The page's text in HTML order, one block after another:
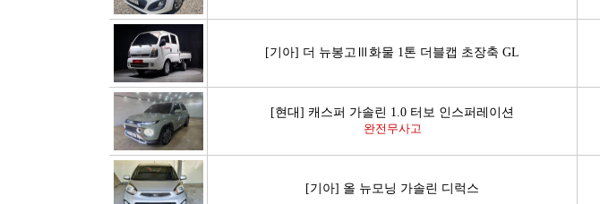
[기아] 더 뉴봉고Ⅲ화물 1톤 더블캡 초장축 GL
[현대] 캐스퍼 가솔린 1.0 터보 인스퍼레이션
완전무사고
[기아] 올 뉴모닝 가솔린 디럭스